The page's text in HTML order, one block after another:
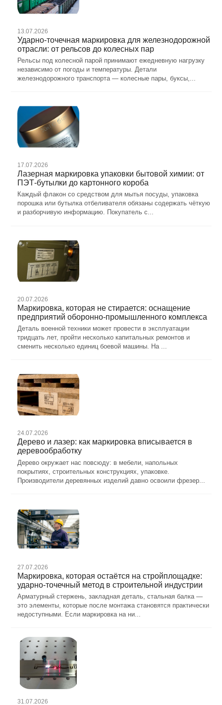
13.07.2026
Ударно-точечная маркировка для железнодорожной
отрасли: от рельсов до колесных пар
Рельсы под колесной парой принимают ежедневную нагрузку
независимо от погоды и температуры. Детали
железнодорожного транспорта — колесные пары, буксы,...
17.07.2026
Лазерная маркировка упаковки бытовой химии: от
ПЭТ-бутылки до картонного короба
Каждый флакон со средством для мытья посуды, упаковка
порошка или бутылка отбеливателя обязаны содержать чёткую
и разборчивую информацию. Покупатель с...
20.07.2026
Маркировка, которая не стирается: оснащение
предприятий оборонно-промышленного комплекса
Деталь военной техники может провести в эксплуатации
тридцать лет, пройти несколько капитальных ремонтов и
сменить несколько единиц боевой машины. На ...
24.07.2026
Дерево и лазер: как маркировка вписывается в
деревообработку
Дерево окружает нас повсюду: в мебели, напольных
покрытиях, строительных конструкциях, упаковке.
Производители деревянных изделий давно освоили фрезер...
27.07.2026
Маркировка, которая остаётся на стройплощадке:
ударно-точечный метод в строительной индустрии
Арматурный стержень, закладная деталь, стальная балка —
это элементы, которые после монтажа становятся практически
недоступными. Если маркировка на ни...
31.07.2026